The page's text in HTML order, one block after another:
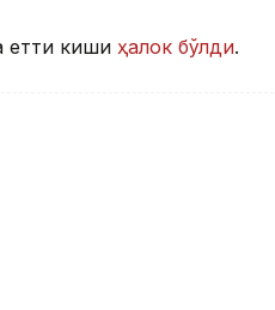
етти киши ҳалок бўлди.